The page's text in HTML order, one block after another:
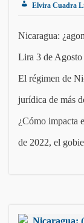
Elvira Cuadra
Nicaragua:
Lira 3 de Agosto
El régimen de
jurídica de más
¿Cómo impacta
de 2022, el